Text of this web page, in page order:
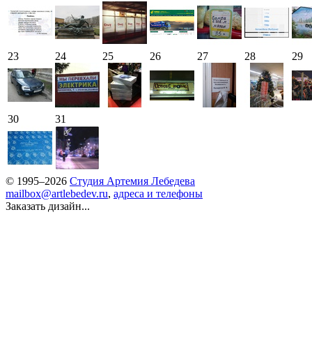
23 24 25 26 27 28 29
30 31
© 1995–2026 Студия Артемия Лебедева
mailbox@artlebedev.ru, адреса и телефоны
Заказать дизайн...